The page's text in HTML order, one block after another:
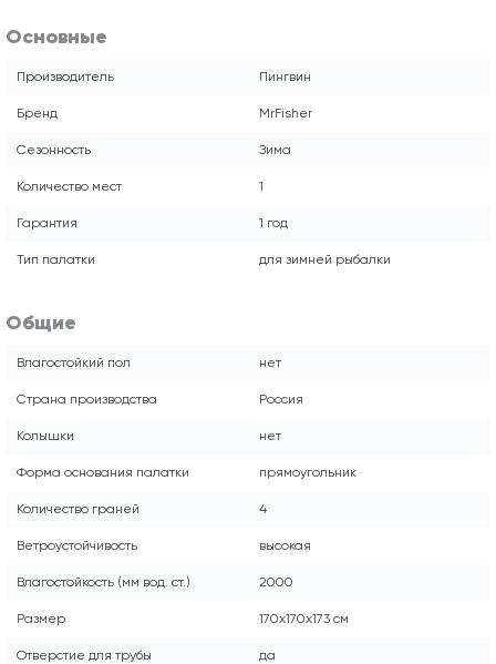
Основные
Производитель Пингвин
Бренд MrFisher
Сезонность Зима
Количество мест 1
Гарантия 1 год
Тип палатки для зимней рыбалки
Общие
Влагостойкий пол нет
Страна производства Россия
Колышки нет
Форма основания палатки прямоугольник
Количество граней 4
Ветроустойчивость высокая
Влагостойкость (мм вод. ст.) 2000
Размер 170x170x173 см
Отверстие для трубы да